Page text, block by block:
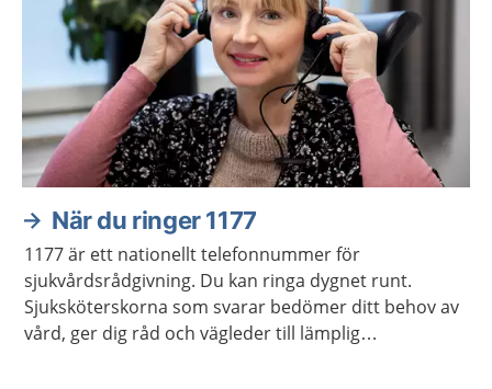
När du ringer 1177
1177 är ett nationellt telefonnummer för
sjukvårdsrådgivning. Du kan ringa dygnet runt.
Sjuksköterskorna som svarar bedömer ditt behov av
vård, ger dig råd och vägleder till lämplig